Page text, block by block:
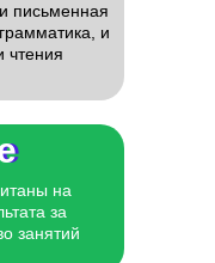
на
за
занятий
письменная
и
чтения